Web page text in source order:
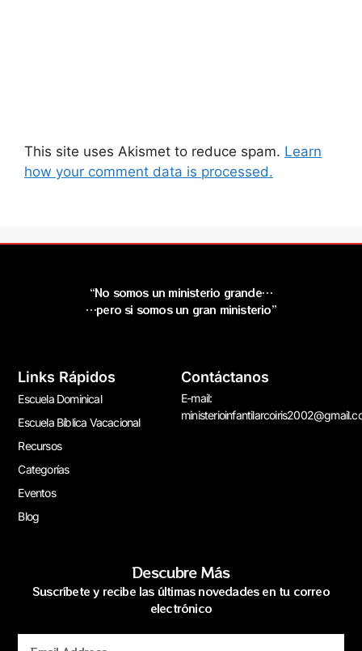
This site uses Akismet to reduce spam. Learn
how your comment data is processed.
“No somos un ministerio grande…
…pero si somos un gran ministerio”
Links Rápidos
Escuela Dominical
Escuela Bíblica Vacacional
Recursos
Categorías
Eventos
Blog
Contáctanos
E-mail:
Descubre Más
Suscríbete y recibe las últimas novedades en tu correo
electrónico